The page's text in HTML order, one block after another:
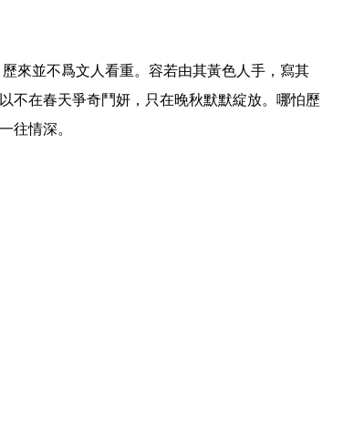
不在春天爭奇鬥妍，只在晚秋默默綻放。哪怕歷
往情深。